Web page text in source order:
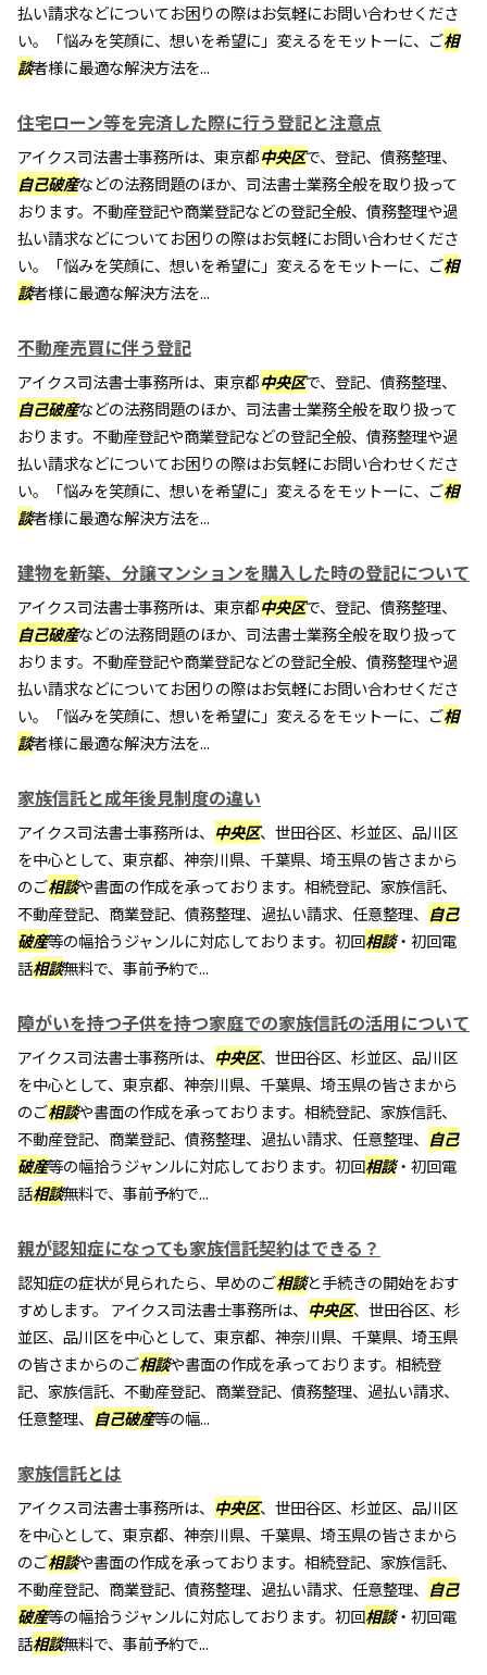
払い請求などについてお困りの際はお気軽にお問い合わせくださ
い。「悩みを笑顔に、想いを希望に」変えるをモットーに、ご相
談者様に最適な解決方法を...
住宅ローン等を完済した際に行う登記と注意点
アイクス司法書士事務所は、東京都中央区で、登記、債務整理、
自己破産などの法務問題のほか、司法書士業務全般を取り扱って
おります。不動産登記や商業登記などの登記全般、債務整理や過
払い請求などについてお困りの際はお気軽にお問い合わせくださ
い。「悩みを笑顔に、想いを希望に」変えるをモットーに、ご相
談者様に最適な解決方法を...
不動産売買に伴う登記
アイクス司法書士事務所は、東京都中央区で、登記、債務整理、
自己破産などの法務問題のほか、司法書士業務全般を取り扱って
おります。不動産登記や商業登記などの登記全般、債務整理や過
払い請求などについてお困りの際はお気軽にお問い合わせくださ
い。「悩みを笑顔に、想いを希望に」変えるをモットーに、ご相
談者様に最適な解決方法を...
建物を新築、分譲マンションを購入した時の登記について
アイクス司法書士事務所は、東京都中央区で、登記、債務整理、
自己破産などの法務問題のほか、司法書士業務全般を取り扱って
おります。不動産登記や商業登記などの登記全般、債務整理や過
払い請求などについてお困りの際はお気軽にお問い合わせくださ
い。「悩みを笑顔に、想いを希望に」変えるをモットーに、ご相
談者様に最適な解決方法を...
家族信託と成年後見制度の違い
アイクス司法書士事務所は、 中央区、世田谷区、杉並区、品川区
を中心として、東京都、神奈川県、千葉県、埼玉県の皆さまから
のご相談や書面の作成を承っております。相続登記、家族信託、
不動産登記、商業登記、債務整理、過払い請求、任意整理、 自己
破産等の幅拾うジャンルに対応しております。初回相談・初回電
話相談無料で、事前予約で...
障がいを持つ子供を持つ家庭での家族信託の活用について
アイクス司法書士事務所は、 中央区、世田谷区、杉並区、品川区
を中心として、東京都、神奈川県、千葉県、埼玉県の皆さまから
のご相談や書面の作成を承っております。相続登記、家族信託、
不動産登記、商業登記、債務整理、過払い請求、任意整理、 自己
破産等の幅拾うジャンルに対応しております。初回相談・初回電
話相談無料で、事前予約で...
親が認知症になっても家族信託契約はできる？
認知症の症状が見られたら、早めのご相談と手続きの開始をおす
すめします。 アイクス司法書士事務所は、 中央区、世田谷区、杉
並区、品川区を中心として、東京都、神奈川県、千葉県、埼玉県
の皆さまからのご相談や書面の作成を承っております。相続登
記、家族信託、不動産登記、商業登記、債務整理、過払い請求、
任意整理、 自己破産等の幅...
家族信託とは
アイクス司法書士事務所は、 中央区、世田谷区、杉並区、品川区
を中心として、東京都、神奈川県、千葉県、埼玉県の皆さまから
のご相談や書面の作成を承っております。相続登記、家族信託、
不動産登記、商業登記、債務整理、過払い請求、任意整理、 自己
破産等の幅拾うジャンルに対応しております。初回相談・初回電
話相談無料で、事前予約で...